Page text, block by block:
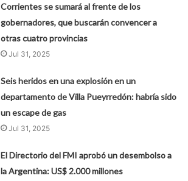
Corrientes se sumará al frente de los
gobernadores, que buscarán convencer a
otras cuatro provincias
Jul 31, 2025
Seis heridos en una explosión en un
departamento de Villa Pueyrredón: habría sido
un escape de gas
Jul 31, 2025
El Directorio del FMI aprobó un desembolso a
la Argentina: US$ 2.000 millones